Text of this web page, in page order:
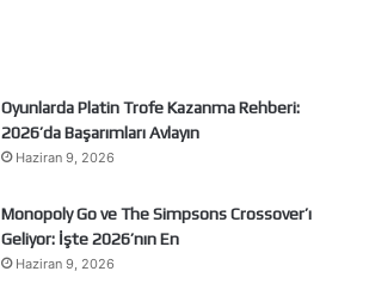
Oyunlarda Platin Trofe Kazanma Rehberi:
2026’da Başarımları Avlayın
Haziran 9, 2026
Monopoly Go ve The Simpsons Crossover’ı
Geliyor: İşte 2026’nın En
Haziran 9, 2026